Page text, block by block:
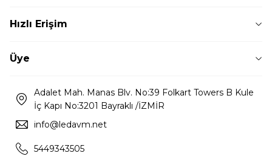
Hızlı Erişim
Üye
Adalet Mah. Manas Blv. No:39 Folkart Towers B Kule
İç Kapı No:3201 Bayraklı /İZMİR
info@ledavm.net
5449343505